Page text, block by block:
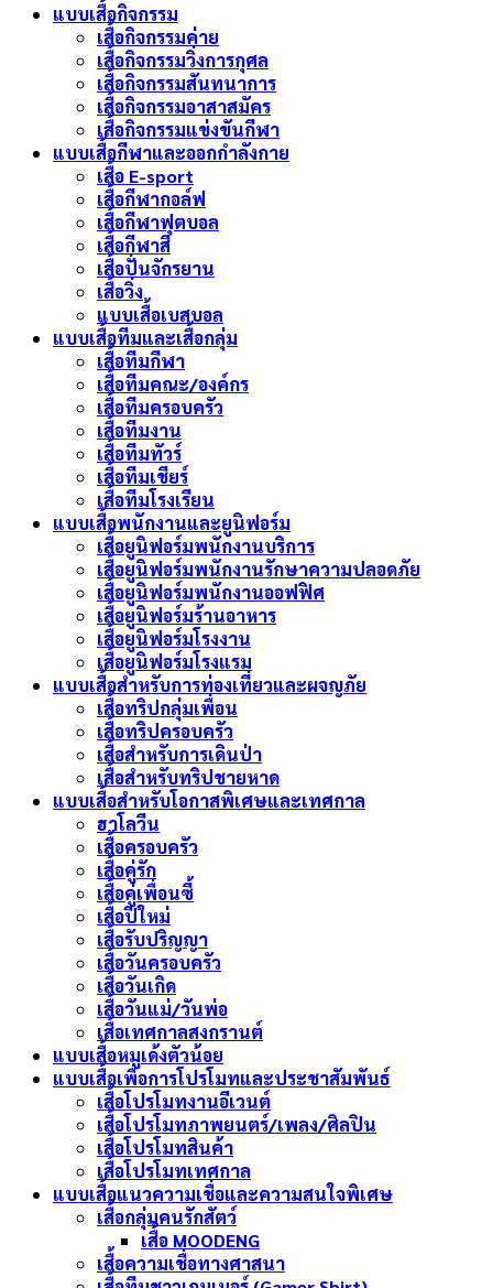
แบบเสื้อกิจกรรม
เสื้อกิจกรรมค่าย
เสื้อกิจกรรมวิ่งการกุศล
เสื้อกิจกรรมสันทนาการ
เสื้อกิจกรรมอาสาสมัคร
เสื้อกิจกรรมแข่งขันกีฬา
แบบเสื้อกีฬาและออกกำลังกาย
เสื้อ E-sport
เสื้อกีฬากอล์ฟ
เสื้อกีฬาฟุตบอล
เสื้อกีฬาสี
เสื้อปั่นจักรยาน
เสื้อวิ่ง
แบบเสื้อเบสบอล
แบบเสื้อทีมและเสื้อกลุ่ม
เสื้อทีมกีฬา
เสื้อทีมคณะ/องค์กร
เสื้อทีมครอบครัว
เสื้อทีมงาน
เสื้อทีมทัวร์
เสื้อทีมเชียร์
เสื้อทีมโรงเรียน
แบบเสื้อพนักงานและยูนิฟอร์ม
เสื้อยูนิฟอร์มพนักงานบริการ
เสื้อยูนิฟอร์มพนักงานรักษาความปลอดภัย
เสื้อยูนิฟอร์มพนักงานออฟฟิศ
เสื้อยูนิฟอร์มร้านอาหาร
เสื้อยูนิฟอร์มโรงงาน
เสื้อยูนิฟอร์มโรงแรม
แบบเสื้อสำหรับการท่องเที่ยวและผจญภัย
เสื้อทริปกลุ่มเพื่อน
เสื้อทริปครอบครัว
เสื้อสำหรับการเดินป่า
เสื้อสำหรับทริปชายหาด
แบบเสื้อสำหรับโอกาสพิเศษและเทศกาล
ฮาโลวีน
เสื้อครอบครัว
เสื้อคู่รัก
เสื้อคู่เพื่อนซี้
เสื้อปีใหม่
เสื้อรับปริญญา
เสื้อวันครอบครัว
เสื้อวันเกิด
เสื้อวันแม่/วันพ่อ
เสื้อเทศกาลสงกรานต์
แบบเสื้อหมูเด้งตัวน้อย
แบบเสื้อเพื่อการโปรโมทและประชาสัมพันธ์
เสื้อโปรโมทงานอีเวนต์
เสื้อโปรโมทภาพยนตร์/เพลง/ศิลปิน
เสื้อโปรโมทสินค้า
เสื้อโปรโมทเทศกาล
แบบเสื้อแนวความเชื่อและความสนใจพิเศษ
เสื้อกลุ่มคนรักสัตว์
เสื้อ MOODENG
เสื้อความเชื่อทางศาสนา